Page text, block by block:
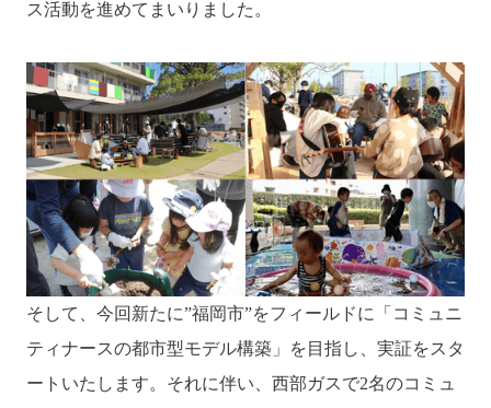
ス活動を進めてまいりました。
そして、今回新たに”福岡市”をフィールドに「コミュニ
ティナースの都市型モデル構築」を目指し、実証をスタ
ートいたします。それに伴い、西部ガスで2名のコミュ